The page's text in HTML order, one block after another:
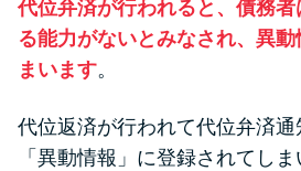
代位弁済が行われると、債務
る能力がないとみなされ、異
まいます。
代位返済が行われて代位弁済
「異動情報」に登録されてしま